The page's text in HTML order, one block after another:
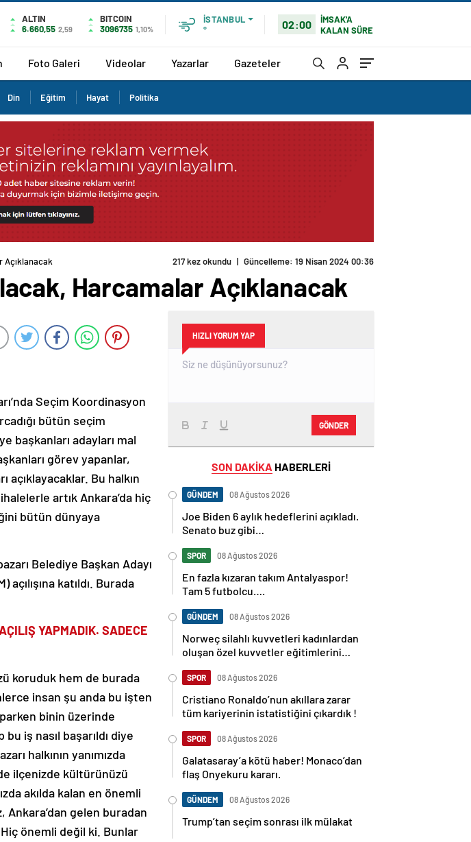
ALTIN
6.660,55 2,59
BITCOIN
3096735 1,10%
İSTANBUL
°
02:00
İMSAK'A
KALAN SÜRE
Foto Galeri Videolar Yazarlar Gazeteler
Din Eğitim Hayat Politika
Açıklanacak
Harcamalar Açıklanacak
Seçim Koordinasyon
bütün seçim
başkanları adayları mal
görev yapanlar,
Bu halkın
artık Ankara’da hiç
bütün dünyaya
Belediye Başkan Adayı
katıldı. Burada
YAPMADIK. SADECE
koruduk hem de burada
insan şu anda bu işten
binin üzerinde
iş nasıl başarıldı diye
halkının yanımızda
ilçenizde kültürünüzü
akılda kalan en önemli
Ankara’dan gelen buradan
Hiç önemli değil ki. Bunlar
HIZLI YORUM YAP
GÖNDER
SON DAKİKA HABERLERİ
GÜNDEM 08 Ağustos 2026
Joe Biden 6 aylık hedeflerini açıkladı.
Senato buz gibi…
SPOR 08 Ağustos 2026
En fazla kızaran takım Antalyaspor!
Tam 5 futbolcu….
GÜNDEM 08 Ağustos 2026
Norweç silahlı kuvvetleri kadınlardan
oluşan özel kuvvetler eğitimlerini
SPOR 08 Ağustos 2026
Cristiano Ronaldo’nun akıllara zarar
tüm kariyerinin istatistiğini çıkardık !
SPOR 08 Ağustos 2026
Galatasaray’a kötü haber! Monaco’dan
flaş Onyekuru kararı.
GÜNDEM 08 Ağustos 2026
Trump’tan seçim sonrası ilk mülakat